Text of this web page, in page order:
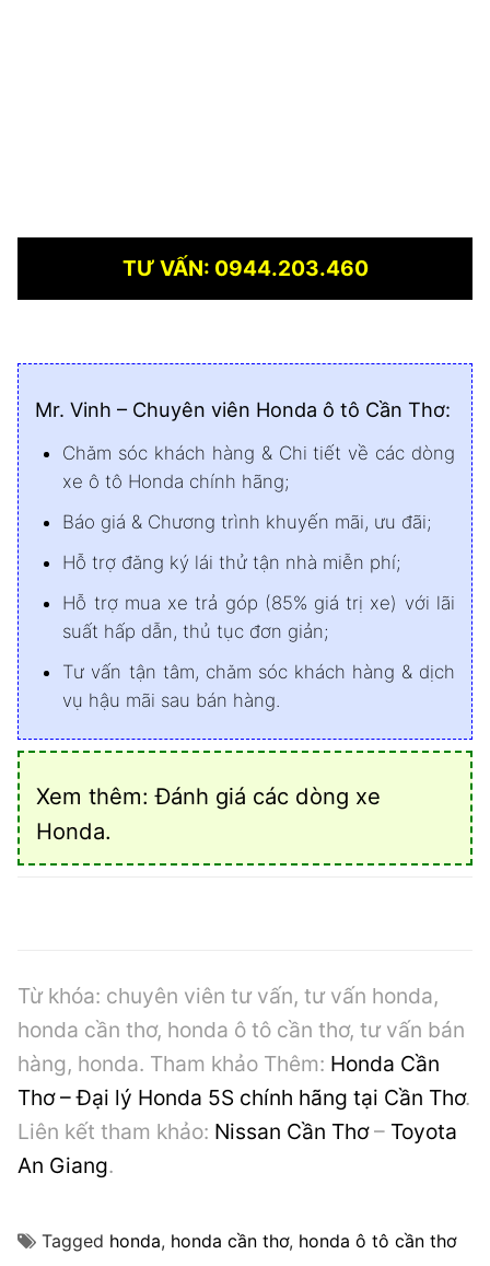
TƯ VẤN: 0944.203.460
Mr. Vinh – Chuyên viên Honda ô tô Cần Thơ:
Chăm sóc khách hàng & Chi tiết về các dòng
xe ô tô Honda chính hãng;
Báo giá & Chương trình khuyến mãi, ưu đãi;
Hỗ trợ đăng ký lái thử tận nhà miễn phí;
Hỗ trợ mua xe trả góp (85% giá trị xe) với lãi
suất hấp dẫn, thủ tục đơn giản;
Tư vấn tận tâm, chăm sóc khách hàng & dịch
vụ hậu mãi sau bán hàng.
Xem thêm:Đánh giá các dòng xe
Honda.
Từ khóa: chuyên viên tư vấn, tư vấn honda,
honda cần thơ, honda ô tô cần thơ, tư vấn bán
hàng, honda. Tham khảo Thêm: Honda Cần
Thơ – Đại lý Honda 5S chính hãng tại Cần Thơ.
Liên kết tham khảo: Nissan Cần Thơ– Toyota
An Giang.
Tagged honda, honda cần thơ, honda ô tô cần thơ